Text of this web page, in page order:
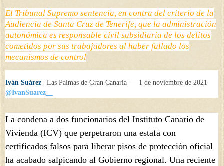
El Tribunal Supremo sentencia, en contra del criterio de la
Audiencia de Santa Cruz de Tenerife, que la administración
autonómica es responsable civil subsidiaria de los delitos
cometidos por sus trabajadores al haber fallado los
mecanismos de control
Iván Suárez Las Palmas de Gran Canaria — 1 de noviembre de 2021
@IvanSuarez__
La condena a dos funcionarios del Instituto Canario de
Vivienda (ICV) que perpetraron una estafa con
certificados falsos para liberar pisos de protección oficial
ha acabado salpicando al Gobierno regional. Una reciente